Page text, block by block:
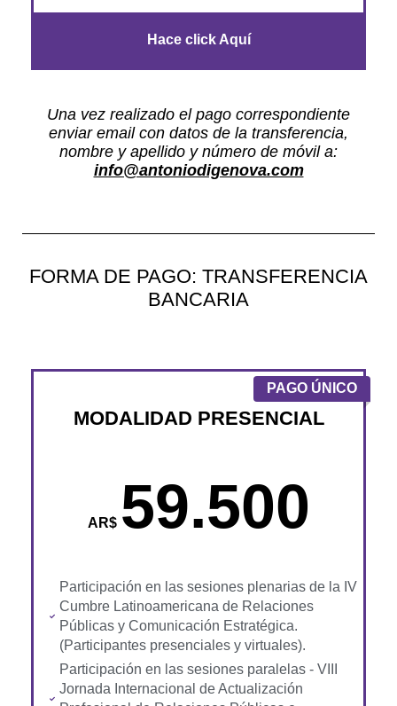
Hace click Aquí
Una vez realizado el pago correspondiente
enviar email con datos de la transferencia,
nombre y apellido y número de móvil a:
info@antoniodigenova.com
FORMA DE PAGO: TRANSFERENCIA
BANCARIA
PAGO ÚNICO
MODALIDAD PRESENCIAL
AR$ 59.500
Participación en las sesiones plenarias de la IV
Cumbre Latinoamericana de Relaciones
Públicas y Comunicación Estratégica.
(Participantes presenciales y virtuales).
Participación en las sesiones paralelas - VIII
Jornada Internacional de Actualización